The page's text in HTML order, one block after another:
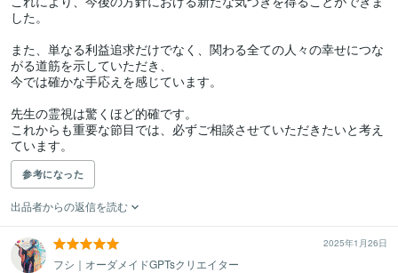
した。
また、単なる利益追求だけでなく、関わる全ての人々の幸せにつな
がる道筋を示していただき、
今では確かな手応えを感じています。
先生の霊視は驚くほど的確です。
これからも重要な節目では、必ずご相談させていただきたいと考え
ています。
参考になった
出品者からの返信を読む
2025年1月26日
フシ｜オーダメイドGPTsクリエイター